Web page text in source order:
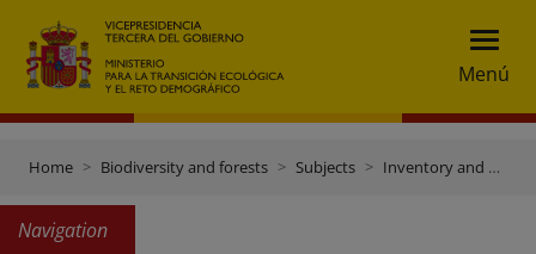
Menú
Home Biodiversity and forests Subjects Inventory and data gateway
Navigation